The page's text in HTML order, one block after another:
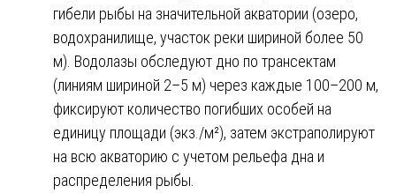
гибели рыбы на значительной акватории (озеро,
водохранилище, участок реки шириной более 50
м). Водолазы обследуют дно по трансектам
(линиям шириной 2–5 м) через каждые 100–200 м,
фиксируют количество погибших особей на
единицу площади (экз./м²), затем экстраполируют
на всю акваторию с учетом рельефа дна и
распределения рыбы.